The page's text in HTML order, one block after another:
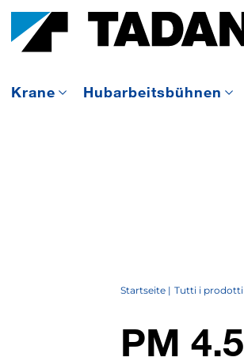
Krane Hubarbeitsbühnen
Startseite Tutti i prodotti
PM 4.5